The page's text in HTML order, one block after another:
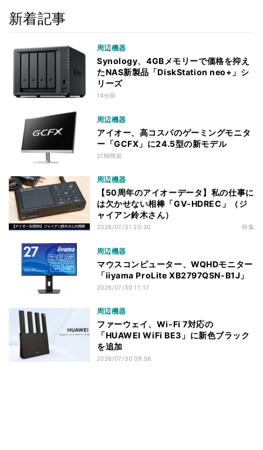
新着記事
周辺機器
Synology、4GBメモリーで価格を抑え
たNAS新製品「DiskStation neo+」シ
リーズ
14分前
周辺機器
アイオー、高コスパのゲーミングモニタ
ー「GCFX」に24.5型の新モデル
21時間前
周辺機器
【50周年のアイオーデータ】私の仕事に
は欠かせない相棒「GV-HDREC」（ジ
ャイアン鈴木さん）
2026/07/31 20:30 特集
周辺機器
マウスコンピューター、WQHDモニター
「iiyama ProLite XB2797QSN-B1J」
2026/07/30 11:17
周辺機器
ファーウェイ、Wi-Fi 7対応の
「HUAWEI WiFi BE3」に新色ブラック
を追加
2026/07/30 09:56